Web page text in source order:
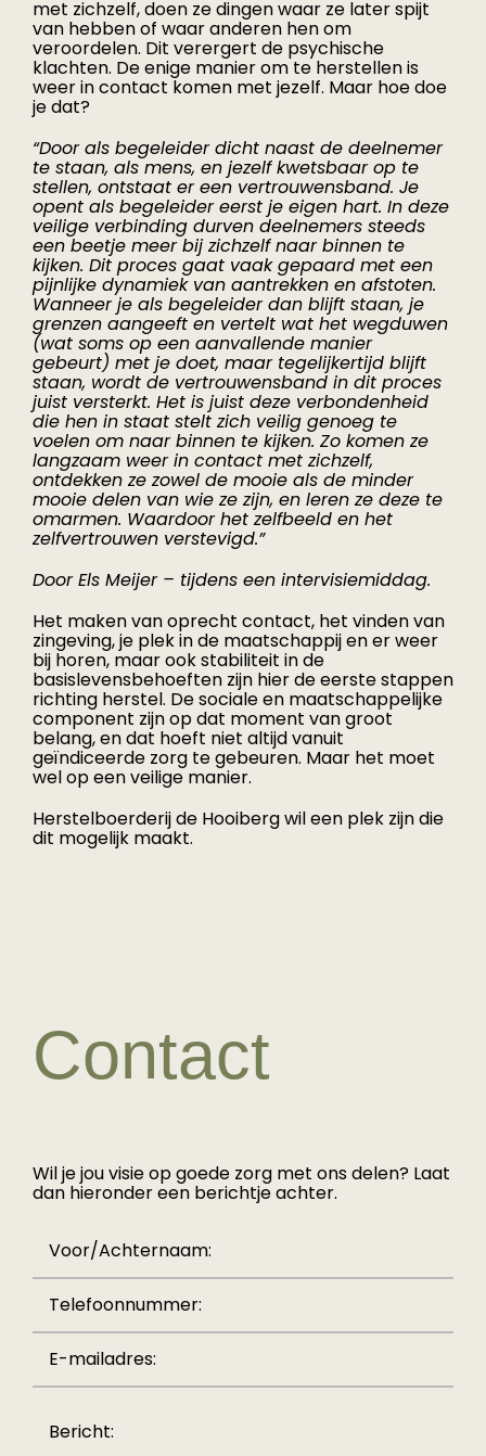
met zichzelf, doen ze dingen waar ze later spijt
van hebben of waar anderen hen om
veroordelen. Dit verergert de psychische
klachten. De enige manier om te herstellen is
weer in contact komen met jezelf. Maar hoe doe
je dat?
“Door als begeleider dicht naast de deelnemer
te staan, als mens, en jezelf kwetsbaar op te
stellen, ontstaat er een vertrouwensband. Je
opent als begeleider eerst je eigen hart. In deze
veilige verbinding durven deelnemers steeds
een beetje meer bij zichzelf naar binnen te
kijken. Dit proces gaat vaak gepaard met een
pijnlijke dynamiek van aantrekken en afstoten.
Wanneer je als begeleider dan blijft staan, je
grenzen aangeeft en vertelt wat het wegduwen
(wat soms op een aanvallende manier
gebeurt) met je doet, maar tegelijkertijd blijft
staan, wordt de vertrouwensband in dit proces
juist versterkt. Het is juist deze verbondenheid
die hen in staat stelt zich veilig genoeg te
voelen om naar binnen te kijken. Zo komen ze
langzaam weer in contact met zichzelf,
ontdekken ze zowel de mooie als de minder
mooie delen van wie ze zijn, en leren ze deze te
omarmen. Waardoor het zelfbeeld en het
zelfvertrouwen verstevigd.”
Door Els Meijer – tijdens een intervisiemiddag.
Het maken van oprecht contact, het vinden van
zingeving, je plek in de maatschappij en er weer
bij horen, maar ook stabiliteit in de
basislevensbehoeften zijn hier de eerste stappen
richting herstel. De sociale en maatschappelijke
component zijn op dat moment van groot
belang, en dat hoeft niet altijd vanuit
geïndiceerde zorg te gebeuren. Maar het moet
wel op een veilige manier.
Herstelboerderij de Hooiberg wil een plek zijn die
dit mogelijk maakt.
Contact
Wil je jou visie op goede zorg met ons delen? Laat
dan hieronder een berichtje achter.